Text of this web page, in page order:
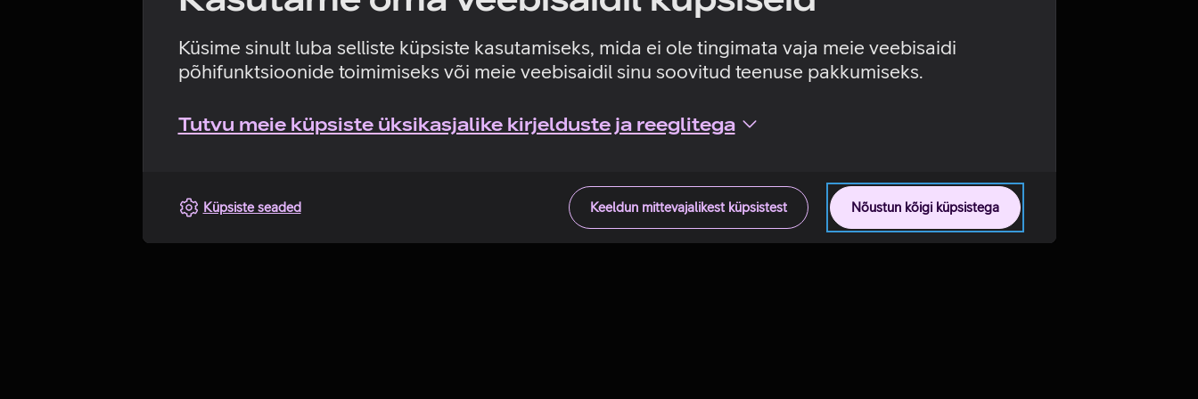
Küsime sinult luba selliste küpsiste kasutamiseks, mida ei ole tingimata vaja meie veebisaidi
põhifunktsioonide toimimiseks või meie veebisaidil sinu soovitud teenuse pakkumiseks.
Tutvu meie küpsiste üksikasjalike kirjelduste ja reeglitega
Nõustun kõigi küpsistega
Keeldun mittevajalikest küpsistest
Küpsiste seaded